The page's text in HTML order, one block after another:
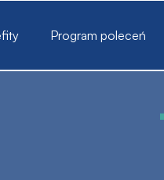
Program poleceń